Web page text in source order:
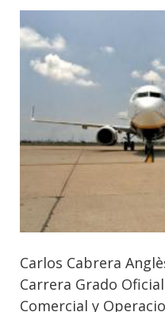
Carlos Cabrera
Carrera Grado
Comercial y